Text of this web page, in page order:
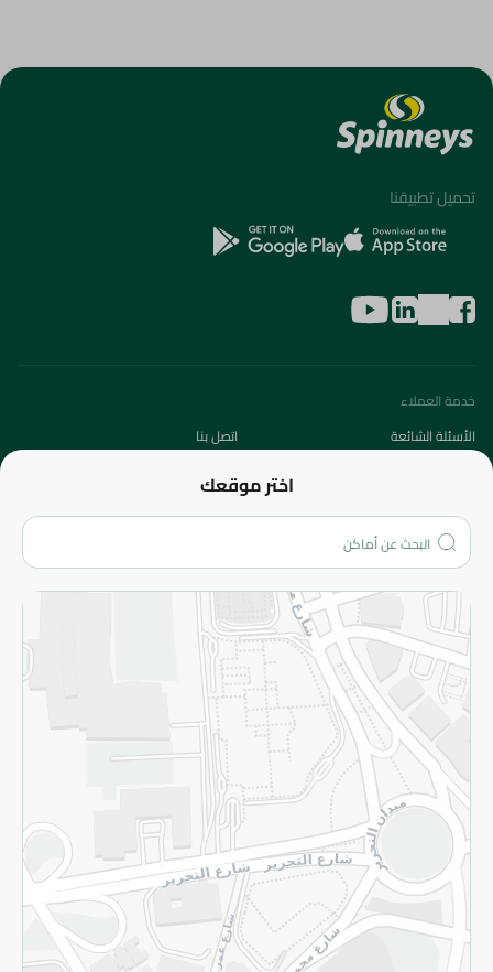
اختر موقعك
تحميل تطبيقنا
خدمة العملاء
الأسئلة الشائعة
اتصل بنا
من نحن؟
الفروع
المزيد
الاسترجاع
سياسة الاستخدام
سياسة الخصوصية
قم بالتسجيل للنشرة
©2026 - Spinneys | جميع الحقوق محفوظة